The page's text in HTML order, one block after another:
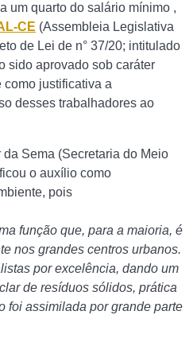
um quarto do salário mínimo ,
CE (Assembleia Legislativa
de Lei de n° 37/20; intitulado
sido aprovado sob caráter
como justificativa a
desses trabalhadores ao
Sema (Secretaria do Meio
o auxílio como
pois
função que, para a maioria, é
nos grandes centros urbanos.
por excelência, dando um
de resíduos sólidos, prática
foi assimilada por grande parte